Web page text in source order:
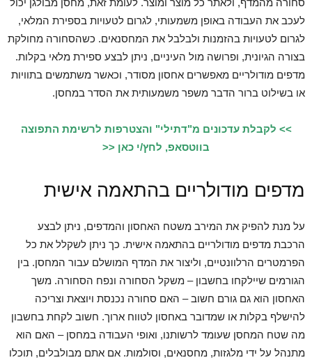
סחורה מהמדף, ולאתר כל מוצר ומוצר. לעומת זאת, מחסן מבולגן יכול
לעכב את העבודה באופן משמעותי, לגרום לטעויות בספירת המלאי,
לגרום לטעויות בהזמנות ולבלבל את המחסנאים. כשהסחורה מחולקת
בצורה הגיונית, ופרושה מול העיניים, ניתן לבצע ספירת מלאי בקלות.
מדפים מודולריים מאפשרים אחסון מסודר, וכאשר משתמשים בתוויות
או בשילוט ברור הדבר משפר משמעותית את הסדר במחסן.
>> לקבלת עדכונים מ"דתילי" והצטרפות לרשימת התפוצה
בווטסאפ, לחץ/י כאן <<
מדפים מודולריים בהתאמה אישית
על מנת להפיק את המירב משטח האחסון והמדפים, ניתן לבצע
הרכבת מדפים מודולריים בהתאמה אישית. כך ניתן לשקלל את כל
הפרמטרים הרלוונטיים, וליצור את המדף המושלם עבור המחסן. בין
הגורמים שיילקחו בחשבון – משקל הסחורה ונפח הסחורה. משך
האחסון הוא גם גורם חשוב – האם סחורה נכנסת ויוצאת וצריכה
להישלף בקלות או שמדובר באחסון לטווח ארוך. חשוב לקחת בחשבון
מה שטח המחסן שעומד לרשותנו, ואופי העבודה במחסן – האם הוא
מתנהל על ידי מלגזות, מחסנאים, וסולמות. אם אתם מבולבלים, תוכלו